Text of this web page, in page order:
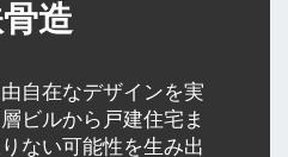
造
自在なデザインを実
ビルから戸建住宅ま
ない可能性を生み出